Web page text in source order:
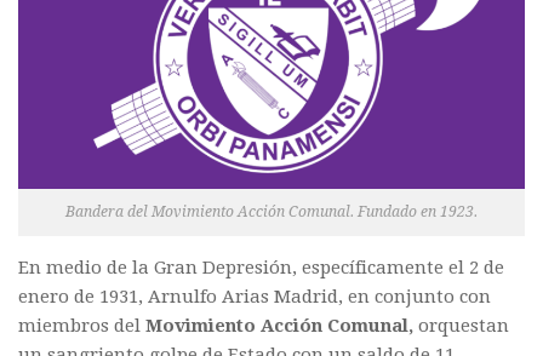
Bandera del Movimiento Acción Comunal. Fundado en 1923.
En medio de la Gran Depresión, específicamente el 2 de
enero de 1931, Arnulfo Arias Madrid, en conjunto con
miembros del Movimiento Acción Comunal, orquestan